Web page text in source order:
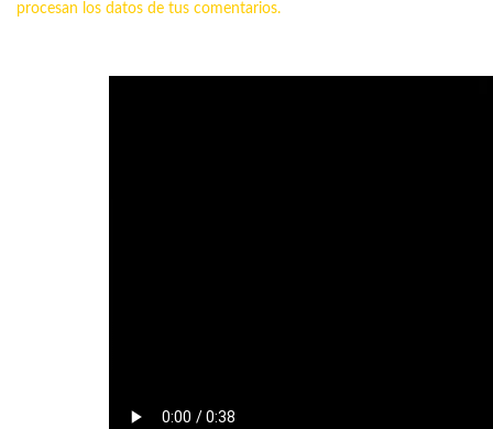
procesan los datos de tus comentarios.